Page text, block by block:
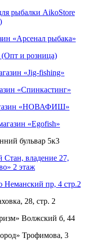
рыбалки AikoStore
«Арсенал рыбака»
и розница)
«Jig-fishing»
«Спинкастинг»
«НОВАФИШ»
«Egofish»
бульвар 5к3
владение 27,
2 этаж
Неманский пр, 4 стр.2
28, стр. 2
Волжский б, 44
Трофимова, 3